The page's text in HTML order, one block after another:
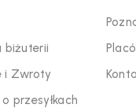
biżuterii
i Zwroty
przesyłkach